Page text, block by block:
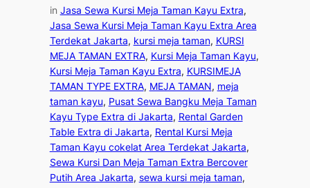
in Jasa Sewa Kursi Meja Taman Kayu Extra
Jasa Sewa Kursi Meja Taman Kayu Extra Area
Terdekat Jakarta, kursi meja taman, KURSI
MEJA TAMAN EXTRA, Kursi Meja Taman Kayu
Kursi Meja Taman Kayu Extra, KURSIMEJA
TAMAN TYPE EXTRA, MEJA TAMAN, meja
taman kayu, Pusat Sewa Bangku Meja Taman
Kayu Type Extra di Jakarta, Rental Garden
Table Extra di Jakarta, Rental Kursi Meja
Taman Kayu cokelat Area Terdekat Jakarta
Sewa Kursi Dan Meja Taman Extra Bercover
Putih Area Jakarta, sewa kursi meja taman